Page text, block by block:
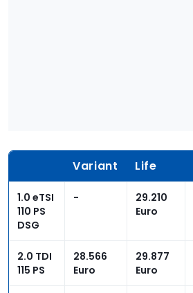
Variant Life
1.0 eTSI
110 PS
DSG
-
29.210
Euro
2.0 TDI
115 PS
28.566
Euro
29.877
Euro